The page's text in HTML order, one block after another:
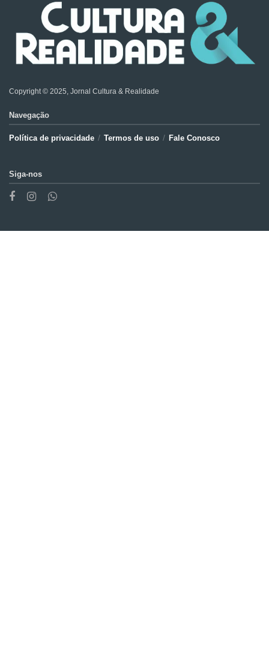
Copyright © 2025, Jornal Cultura & Realidade
Navegação
Política de privacidade Termos de uso Fale Conosco
Siga-nos